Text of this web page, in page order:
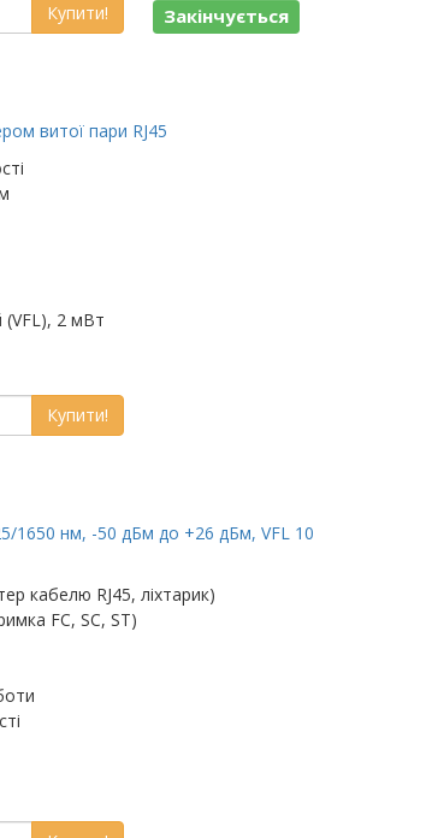
Купити! Закінчується
витої пари RJ45
(VFL), 2 мВт
Купити!
1650 нм, -50 дБм до +26 дБм, VFL 10
кабелю RJ45, ліхтарик)
FC, SC, ST)